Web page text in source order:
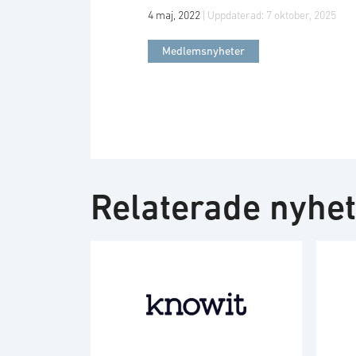
4 maj, 2022 | Uppdaterad: 7 oktober, 2025
Medlemsnyheter
Relaterade